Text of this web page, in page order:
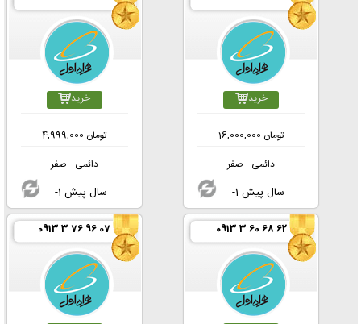
خرید
16,000,000 تومان
دائمی - صفر
-1 سال پیش
خرید
4,999,000 تومان
دائمی - صفر
-1 سال پیش
0913 3 60 68 62
0913 3 76 96 07